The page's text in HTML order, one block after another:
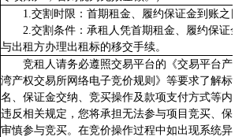
1.交割时限：首期租金、履约保证金到账之日
2.交割条件：承租人凭首期租金、履约保证
与出租方办理出租标的移交手续。
竞租人请务必遵照交易平台的《交易平台产
湾产权交易所网络电子竞价规则》等要求了解标
名、保证金交纳、竞买操作及款项支付方式等内
违反相关规定，您将承担无法参与项目竞买、保
审慎参与竞买。在竞价操作过程中如出现系统异